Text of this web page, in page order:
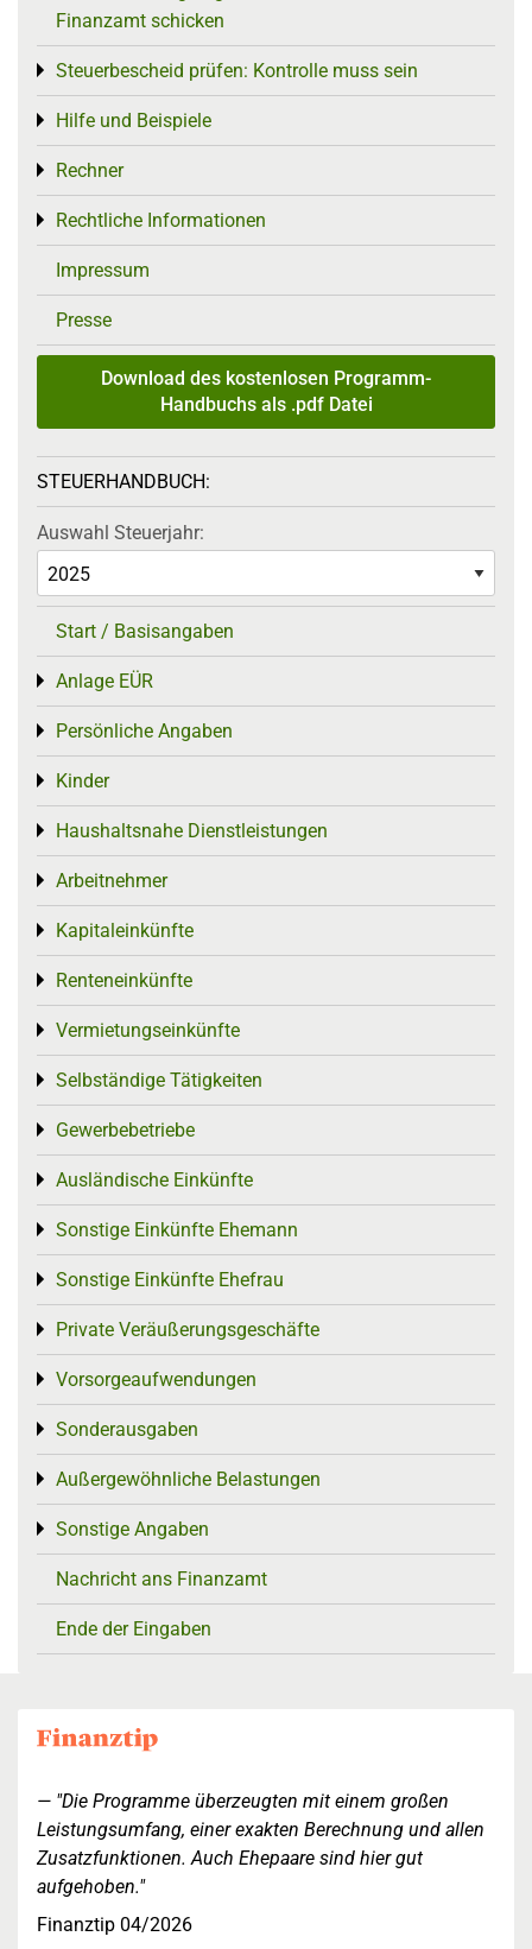
Finanzamt schicken
Steuerbescheid prüfen: Kontrolle muss sein
Toggle menu
Hilfe und Beispiele
Toggle menu
Rechner
Toggle menu
Rechtliche Informationen
Toggle menu
Impressum
Presse
Download des kostenlosen Programm-
Handbuchs als .pdf Datei
STEUERHANDBUCH:
Auswahl Steuerjahr:
Start / Basisangaben
Anlage EÜR
Toggle menu
Persönliche Angaben
Toggle menu
Kinder
Toggle menu
Haushaltsnahe Dienstleistungen
Toggle menu
Arbeitnehmer
Toggle menu
Kapitaleinkünfte
Toggle menu
Renteneinkünfte
Toggle menu
Vermietungseinkünfte
Toggle menu
Selbständige Tätigkeiten
Toggle menu
Gewerbebetriebe
Toggle menu
Ausländische Einkünfte
Toggle menu
Sonstige Einkünfte Ehemann
Toggle menu
Sonstige Einkünfte Ehefrau
Toggle menu
Private Veräußerungsgeschäfte
Toggle menu
Vorsorgeaufwendungen
Toggle menu
Sonderausgaben
Toggle menu
Außergewöhnliche Belastungen
Toggle menu
Sonstige Angaben
Toggle menu
Nachricht ans Finanzamt
Ende der Eingaben
"Die Programme überzeugten mit einem großen
Leistungsumfang, einer exakten Berechnung und allen
Zusatzfunktionen. Auch Ehepaare sind hier gut
aufgehoben."
Finanztip 04/2026